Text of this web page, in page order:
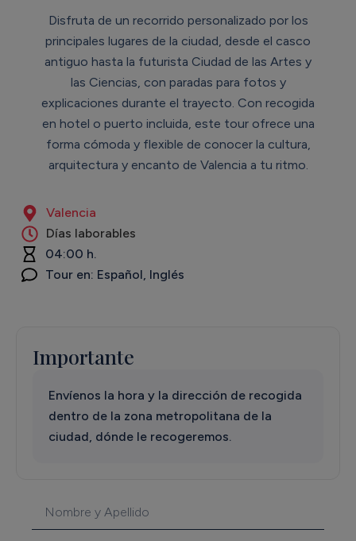
Disfruta de un recorrido personalizado por los
principales lugares de la ciudad, desde el casco
antiguo hasta la futurista Ciudad de las Artes y
las Ciencias, con paradas para fotos y
explicaciones durante el trayecto. Con recogida
en hotel o puerto incluida, este tour ofrece una
forma cómoda y flexible de conocer la cultura,
arquitectura y encanto de Valencia a tu ritmo.
Valencia
Días laborables
04:00 h.
Tour en: Español, Inglés
Importante
Envíenos la hora y la dirección de recogida
dentro de la zona metropolitana de la
ciudad, dónde le recogeremos.